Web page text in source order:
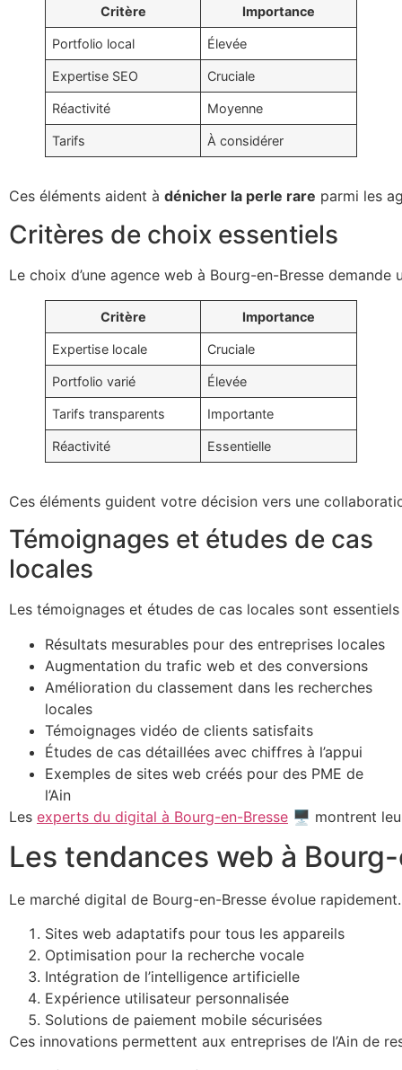
Critère Importance
Portfolio local Élevée
Expertise SEO Cruciale
Réactivité Moyenne
Tarifs À considérer
Ces éléments aident à dénicher la perle rare parmi les
Critères de choix essentiels
Le choix d’une agence web à Bourg-en-Bresse
Critère Importance
Expertise locale Cruciale
Portfolio varié Élevée
Tarifs transparents Importante
Réactivité Essentielle
Ces éléments guident votre décision vers une
Témoignages et études de cas
locales
Les témoignages et études de cas locales sont
Résultats mesurables pour des entreprises locales
Augmentation du trafic web et des conversions
Amélioration du classement dans les recherches
locales
Témoignages vidéo de clients satisfaits
Études de cas détaillées avec chiffres à l’appui
Exemples de sites web créés pour des PME de
l’Ain
Les experts du digital à Bourg-en-Bresse 🖥️ montrent
Les tendances web à
Le marché digital de Bourg-en-Bresse évolue
Sites web adaptatifs pour tous les appareils
Optimisation pour la recherche vocale
Intégration de l’intelligence artificielle
Expérience utilisateur personnalisée
Solutions de paiement mobile sécurisées
Ces innovations permettent aux entreprises de l’Ain de